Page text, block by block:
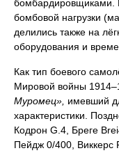
бомбардировщиками.
бомбовой нагрузки
делились также на
оборудования и
Как тип боевого
Мировой войны
Муромец», имевший
характеристики.
Кодрон G.4, Бреге
Пейдж 0/400, Виккерс